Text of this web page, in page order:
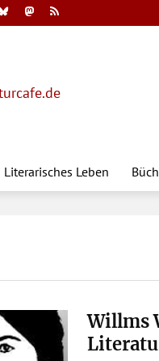
Literarisches Leben
Willms